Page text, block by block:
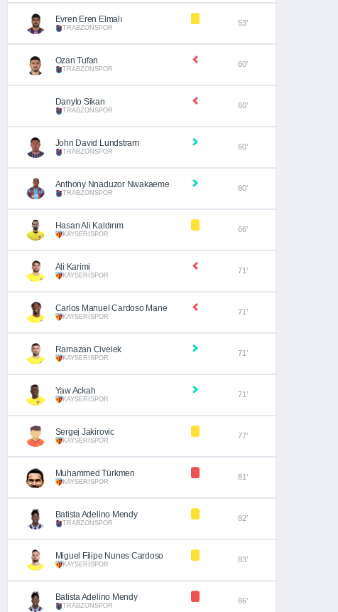
Evren Eren Elmalı
TRABZONSPOR
53’
Ozan Tufan
TRABZONSPOR
60’
Danylo Sikan
TRABZONSPOR
60’
John David Lundstram
TRABZONSPOR
60’
Anthony Nnaduzor Nwakaeme
TRABZONSPOR
60’
Hasan Ali Kaldırım
KAYSERİSPOR
66’
Ali Karimi
KAYSERİSPOR
71’
Carlos Manuel Cardoso Mane
KAYSERİSPOR
71’
Ramazan Civelek
KAYSERİSPOR
71’
Yaw Ackah
KAYSERİSPOR
71’
Sergej Jakirovic
KAYSERİSPOR
77’
Muhammed Türkmen
KAYSERİSPOR
81’
Batista Adelino Mendy
TRABZONSPOR
82’
Miguel Filipe Nunes Cardoso
KAYSERİSPOR
83’
Batista Adelino Mendy
TRABZONSPOR
86’